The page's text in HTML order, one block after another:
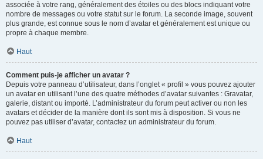
associée à votre rang, généralement des étoiles ou des blocs indiquant votre
nombre de messages ou votre statut sur le forum. La seconde image, souvent
plus grande, est connue sous le nom d’avatar et généralement est unique ou
propre à chaque membre.
Haut
Comment puis-je afficher un avatar ?
Depuis votre panneau d’utilisateur, dans l’onglet « profil » vous pouvez ajouter
un avatar en utilisant l’une des quatre méthodes d’avatar suivantes : Gravatar,
galerie, distant ou importé. L’administrateur du forum peut activer ou non les
avatars et décider de la manière dont ils sont mis à disposition. Si vous ne
pouvez pas utiliser d’avatar, contactez un administrateur du forum.
Haut